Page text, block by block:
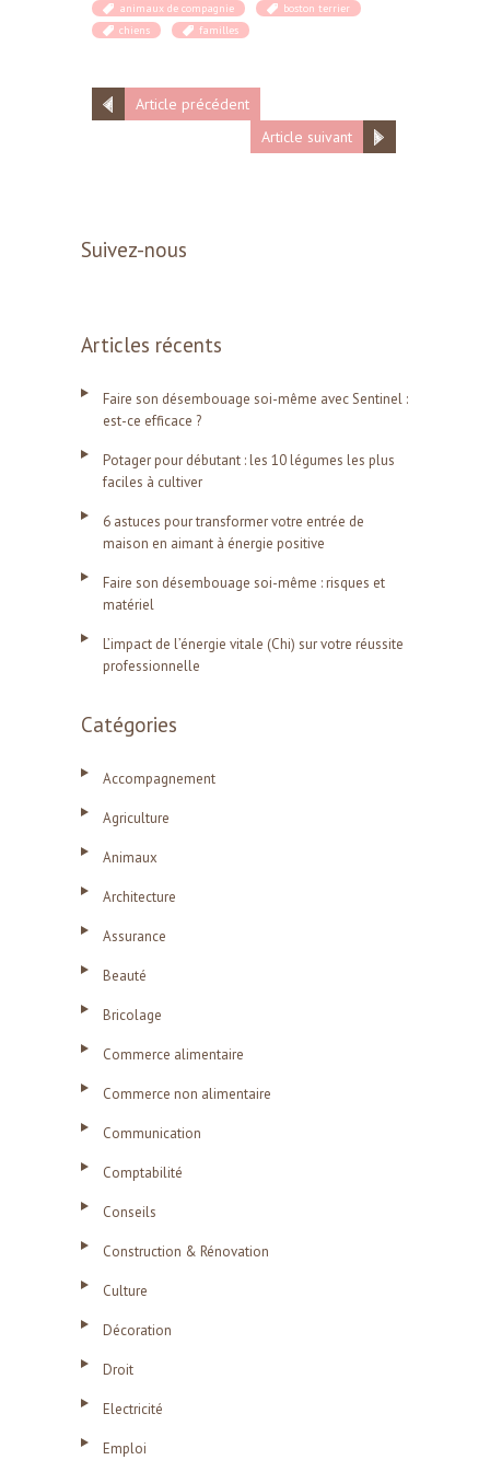
animaux de compagnie
boston terrier
chiens
familles
Article précédent
Article suivant
Suivez-nous
Articles récents
Faire son désembouage soi-même avec Sentinel :
est-ce efficace ?
Potager pour débutant : les 10 légumes les plus
faciles à cultiver
6 astuces pour transformer votre entrée de
maison en aimant à énergie positive
Faire son désembouage soi-même : risques et
matériel
L’impact de l’énergie vitale (Chi) sur votre réussite
professionnelle
Catégories
Accompagnement
Agriculture
Animaux
Architecture
Assurance
Beauté
Bricolage
Commerce alimentaire
Commerce non alimentaire
Communication
Comptabilité
Conseils
Construction & Rénovation
Culture
Décoration
Droit
Electricité
Emploi